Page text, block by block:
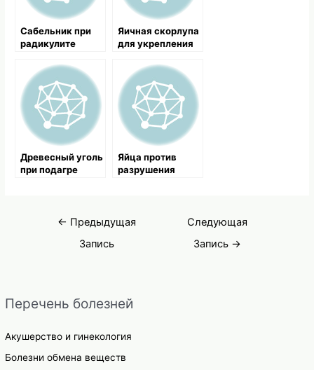
Перечень болезней
Акушерство и гинекология
Болезни обмена веществ
Cабельник при
радикулите
Яичная скорлупа
для укрепления
Древесный уголь
при подагре
Яйца против
разрушения
Навигация
← Предыдущая
Запись
Следующая
Запись →